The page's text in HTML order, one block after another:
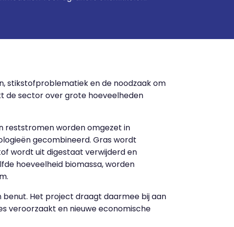
stikstofproblematiek en de noodzaak om
de sector over grote hoeveelheden
reststromen worden omgezet in
gecombineerd. Gras wordt
wordt uit digestaat verwijderd en
hoeveelheid biomassa, worden
Het project draagt daarmee bij aan
veroorzaakt en nieuwe economische